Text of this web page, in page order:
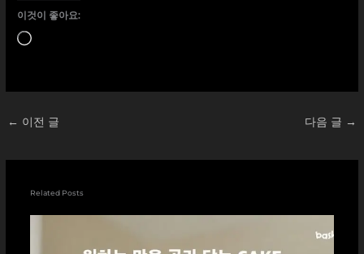
이것이 좋아요:
로
← 이전 글 다음 글 →
Related Posts